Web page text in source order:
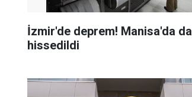
İzmir'de deprem! Manisa'da da
hissedildi